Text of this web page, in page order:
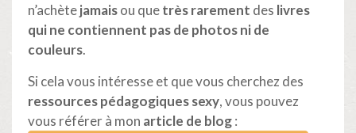
n’achètejamaisou quetrès rarement des livres
qui ne contiennent pas de photos ni de
couleurs.
Si cela vous intéresse et que vous cherchez des
ressources pédagogiques sexy, vous pouvez
vous référer à mon article de blog: